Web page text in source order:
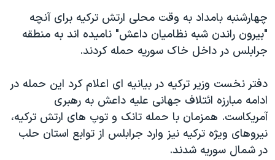
چهارشنبه بامداد به وقت محلی ارتش ترکیه برای آنچه
"بیرون راندن شبه نظامیان داعش" نامیده اند به منطقه
جرابلس در داخل خاک سوریه حمله کردند.
دفتر نخست وزیر ترکیه در بیانیه ای اعلام کرد این حمله در
ادامه مبارزه ائتلاف جهانی علیه داعش به رهبری
آمریکاست. همزمان با حمله تانک و توپ های ارتش ترکیه،
نیروهای ویژه ترکیه نیز وارد جرابلس از توابع استان حلب
در شمال سوریه شدند.